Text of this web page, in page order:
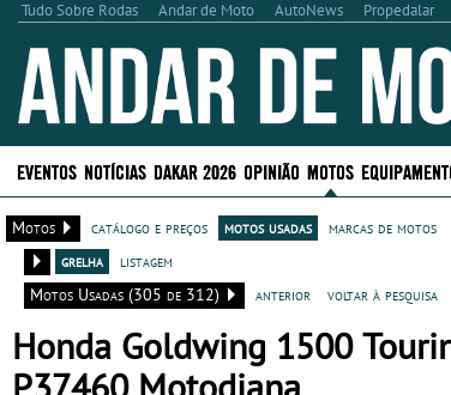
Tudo Sobre Rodas Andar de Moto AutoNews Propedalar
EVENTOS NOTÍCIAS DAKAR 2026 OPINIÃO MOTOS
Motos catálogo e preços motos usadas marcas de motos
grelha
listagem
Motos Usadas (305 de 312)
anterior voltar à pesquisa
Honda Goldwing 1500